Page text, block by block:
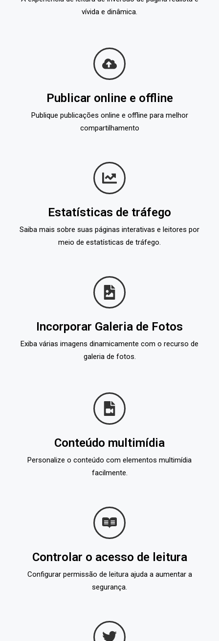
vívida e dinâmica.
Publicar online e offline
Publique publicações online e offline para melhor
compartilhamento
Estatísticas de tráfego
Saiba mais sobre suas páginas interativas e leitores por
meio de estatísticas de tráfego.
Incorporar Galeria de Fotos
Exiba várias imagens dinamicamente com o recurso de
galeria de fotos.
Conteúdo multimídia
Personalize o conteúdo com elementos multimídia
facilmente.
Controlar o acesso de leitura
Configurar permissão de leitura ajuda a aumentar a
segurança.